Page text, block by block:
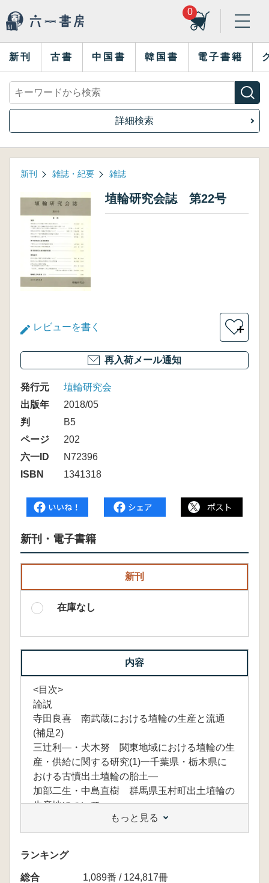
0
新刊 古書 中国書 韓国書 電子書籍
詳細検索
新刊 雑誌・紀要 雑誌
埴輪研究会誌 第22号
レビューを書く ＋
再入荷メール通知
発行元
埴輪研究会
出版年
2018/05
判
B5
ページ
202
六一ID
N72396
ISBN
1341318
新刊・電子書籍
新刊
在庫なし
内容
<目次>
論説
寺田良喜 南武蔵における埴輪の生産と流通
(補足2)
三辻利―・犬木努 関東地域における埴輪の生
産・供給に関する研究(1)一千葉県・栃木県に
おける古憤出土埴輪の胎土―
加部二生・中島直樹 群馬県玉村町出土埴輪の
生産地について
秋元陽光 唐沢山ゴルフ場内埴輪窯跡出土埴輪
の再検討
宮村誠二 円筒埴輪内出土土器小考
第18回研究大会発表要旨
大野彩奈 千葉県における形象埴輪配置の様相
もっと見る
ランキング
総合
1,089番 / 124,817冊